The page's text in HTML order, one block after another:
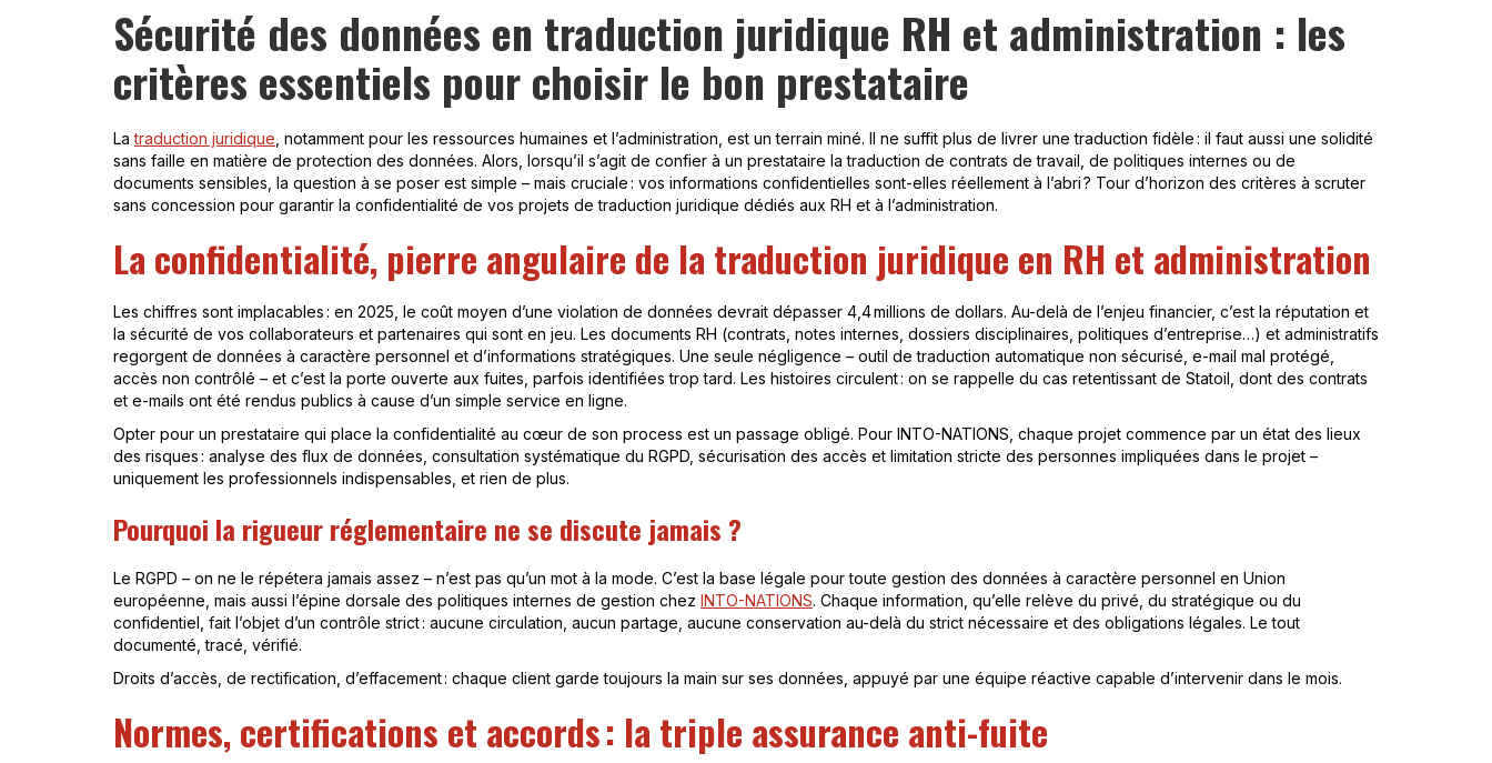
Sécurité des données en traduction juridique RH et administration : les
critères essentiels pour choisir le bon prestataire
Latraduction juridique , notamment pour les ressources humaines et l’administration, est un terrain miné. Il ne suffit plus de livrer une traduction fidèle : il faut aussi une solidité
sans faille en matière de protection des données. Alors, lorsqu’il s’agit de confier à un prestataire la traduction de contrats de travail, de politiques internes ou de
documents sensibles, la question à se poser est simple – mais cruciale : vos informations confidentielles sont-elles réellement à l’abri ? Tour d’horizon des critères à scruter
sans concession pour garantir la confidentialité de vos projets de traduction juridique dédiés aux RH et à l’administration.
La confidentialité, pierre angulaire de la traduction juridique en RH et administration
Les chiffres sont implacables : en 2025, le coût moyen d’une violation de données devrait dépasser 4,4 millions de dollars. Au-delà de l’enjeu financier, c’est la réputation et
la sécurité de vos collaborateurs et partenaires qui sont en jeu. Les documents RH (contrats, notes internes, dossiers disciplinaires, politiques d’entreprise…) et administratifs
regorgent de données à caractère personnel et d’informations stratégiques. Une seule négligence – outil de traduction automatique non sécurisé, e-mail mal protégé,
accès non contrôlé – et c’est la porte ouverte aux fuites, parfois identifiées trop tard. Les histoires circulent : on se rappelle du cas retentissant de Statoil, dont des contrats
et e-mails ont été rendus publics à cause d’un simple service en ligne.
Opter pour un prestataire qui place la confidentialité au cœur de son process est un passage obligé. Pour INTO-NATIONS, chaque projet commence par un état des lieux
des risques : analyse des flux de données, consultation systématique du RGPD, sécurisation des accès et limitation stricte des personnes impliquées dans le projet –
uniquement les professionnels indispensables, et rien de plus.
Pourquoi la rigueur réglementaire ne se discute jamais ?
Le RGPD – on ne le répétera jamais assez – n’est pas qu’un mot à la mode. C’est la base légale pour toute gestion des données à caractère personnel en Union
européenne, mais aussi l’épine dorsale des politiques internes de gestion chez INTO-NATIONS. Chaque information, qu’elle relève du privé, du stratégique ou du
confidentiel, fait l’objet d’un contrôle strict : aucune circulation, aucun partage, aucune conservation au-delà du strict nécessaire et des obligations légales. Le tout
documenté, tracé, vérifié.
Droits d’accès, de rectification, d’effacement : chaque client garde toujours la main sur ses données, appuyé par une équipe réactive capable d’intervenir dans le mois.
Normes, certifications et accords : la triple assurance anti-fuite